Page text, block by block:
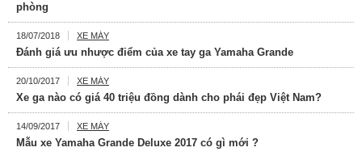
phòng
18/07/2018 XE MÁY
Đánh giá ưu nhược điểm của xe tay ga Yamaha Grande
20/10/2017 XE MÁY
Xe ga nào có giá 40 triệu đồng dành cho phái đẹp Việt Nam?
14/09/2017 XE MÁY
Mẫu xe Yamaha Grande Deluxe 2017 có gì mới ?